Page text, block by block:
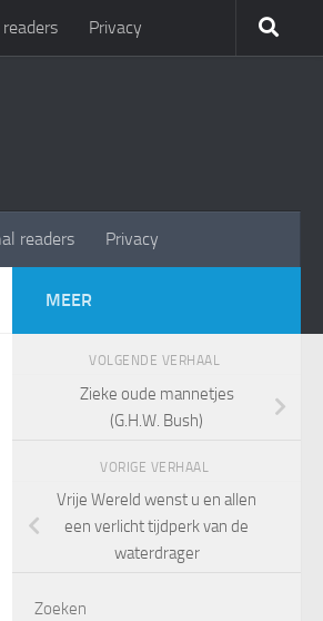
Privacy
readers Privacy
MEER
VOLGENDE VERHAAL
Zieke oude mannetjes
(G.H.W. Bush)
VORIGE VERHAAL
Vrije Wereld wenst u en allen
een verlicht tijdperk van de
waterdrager
Zoeken